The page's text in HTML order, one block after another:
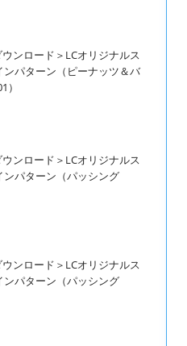
ウンロード＞LCオリジナルス
ンパターン（ピーナッツ＆バ
）
ウンロード＞LCオリジナルス
ンパターン（パッシング
ウンロード＞LCオリジナルス
ンパターン（パッシング